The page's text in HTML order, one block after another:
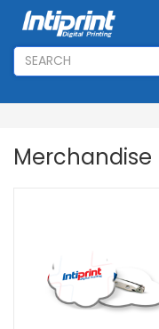
Merchandise